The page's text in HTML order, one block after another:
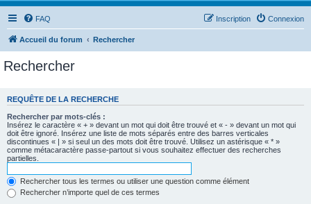
FAQ Connexion
Inscription
Accueil du forum Rechercher
Rechercher
REQUÊTE DE LA RECHERCHE
Rechercher par mots-clés :
Insérez le caractère « + » devant un mot qui doit être trouvé et « - » devant un mot qui
doit être ignoré. Insérez une liste de mots séparés entre des barres verticales
discontinues « | » si seul un des mots doit être trouvé. Utilisez un astérisque « * »
comme métacaractère passe-partout si vous souhaitez effectuer des recherches
partielles.
Rechercher tous les termes ou utiliser une question comme élément
Rechercher n’importe quel de ces termes